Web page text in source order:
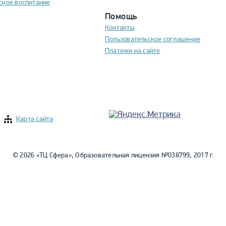
воспитание
Помощь
Контакты
Пользовательское соглашение
Платежи на сайте
Карта сайта
© 2026 «ТЦ Сфера», Образовательная лицензия №038799, 2017 г.